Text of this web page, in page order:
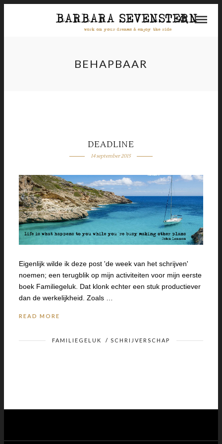
BEHAPBAAR
DEADLINE
14 september 2015
Eigenlijk wilde ik deze post 'de week van het schrijven'
noemen; een terugblik op mijn activiteiten voor mijn eerste
boek Familiegeluk. Dat klonk echter een stuk productiever
dan de werkelijkheid. Zoals …
READ MORE
FAMILIEGELUK / SCHRIJVERSCHAP